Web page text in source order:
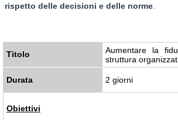
rispetto delle decisioni e delle norme
Titolo
Aumentare la
struttura
Durata 2 giorni
Obiettivi